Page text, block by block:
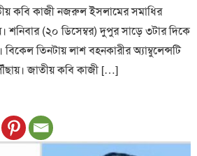
কবি কাজী নজরুল ইসলামের সমাধির
শনিবার (২০ ডিসেম্বর) দুপুর সাড়ে ৩টার দিকে
তিনটায় লাশ বহনকারীর অ্যাম্বুলেন্সটি
জাতীয় কবি কাজী […]